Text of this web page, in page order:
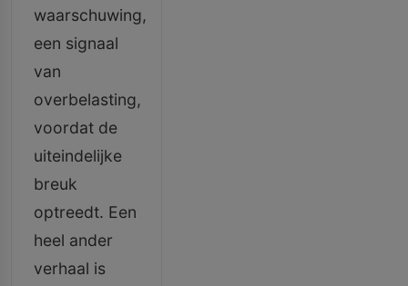
waarschuwing,
een signaal
van
overbelasting,
voordat de
uiteindelijke
breuk
optreedt. Een
heel ander
verhaal is